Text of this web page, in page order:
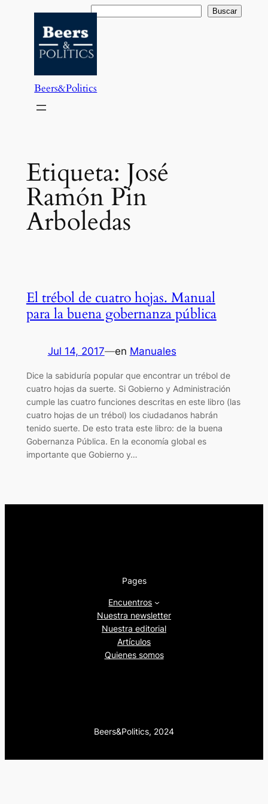
contenido
Buscar Buscar
Beers&Politics
Etiqueta: José
Ramón Pin
Arboledas
El trébol de cuatro hojas. Manual
para la buena gobernanza pública
Jul 14, 2017—en Manuales
Dice la sabiduría popular que encontrar un trébol de
cuatro hojas da suerte. Si Gobierno y Administración
cumple las cuatro funciones descritas en este libro (las
cuatro hojas de un trébol) los ciudadanos habrán
tenido suerte. De esto trata este libro: de la buena
Gobernanza Pública. En la economía global es
importante que Gobierno y…
Pages
Encuentros
Nuestra newsletter
Nuestra editorial
Artículos
Quienes somos
Beers&Politics, 2024